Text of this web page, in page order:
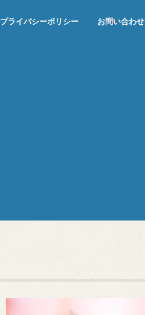
プライバシーポリシー お問い合わせ